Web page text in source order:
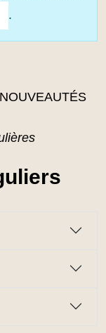
.
NOUVEAUTÉS